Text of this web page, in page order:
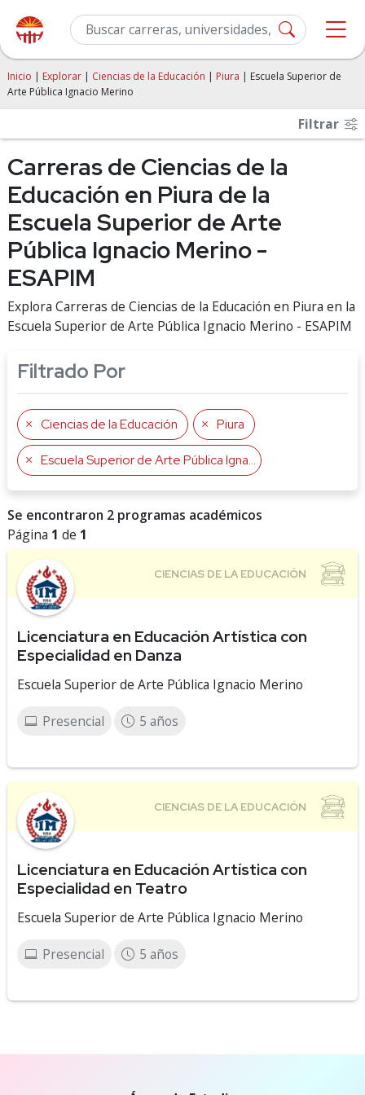
Inicio | Explorar | Ciencias de la Educación | Piura | Escuela Superior de
Arte Pública Ignacio Merino
Filtrar
Carreras de Ciencias de la
Educación en Piura de la
Escuela Superior de Arte
Pública Ignacio Merino -
ESAPIM
Explora Carreras de Ciencias de la Educación en Piura en la
Escuela Superior de Arte Pública Ignacio Merino - ESAPIM
Filtrado Por
Ciencias de la Educación Piura
Escuela Superior de Arte Pública Ignacio Merino
Se encontraron 2 programas académicos
Página 1 de 1
Licenciatura en Educación Artística con
Especialidad en Danza
Escuela Superior de Arte Pública Ignacio Merino
Presencial 5 años
Licenciatura en Educación Artística con
Especialidad en Teatro
Escuela Superior de Arte Pública Ignacio Merino
Presencial 5 años